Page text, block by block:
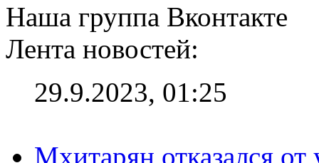
Наша группа Вконтакте
Лента новостей:
29.9.2023, 01:25
Мхитарян отказался от